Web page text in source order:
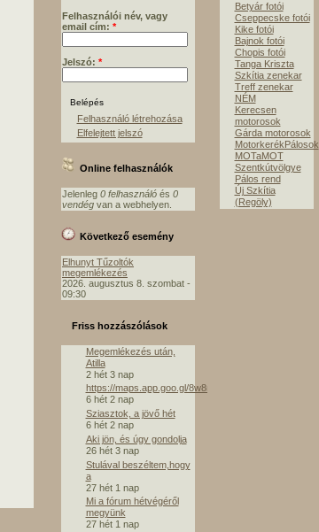
Felhasználói név, vagy
email cím: *
Jelszó: *
Felhasználó létrehozása
Elfelejtett jelszó
Online felhasználók
Jelenleg 0 felhasználó és 0
vendég van a webhelyen.
Következő esemény
Elhunyt Tűzoltók
megemlékezés
2026. augusztus 8. szombat -
09:30
Friss hozzászólások
Megemlékezés után,
Atilla
2 hét 3 nap
https://maps.app.goo.gl/8w8mE
6 hét 2 nap
Sziasztok, a jövő hét
6 hét 2 nap
Aki jön, és úgy gondolja
26 hét 3 nap
Stulával beszéltem,hogy
a
27 hét 1 nap
Mi a fórum hétvégéről
megyünk
27 hét 1 nap
Betyár fotói
Cseppecske fotói
Kike fotói
Bajnok fotói
Chopis fotói
Tanga Kriszta
Szkítia zenekar
Treff zenekar
NÉM
Kerecsen
motorosok
Gárda motorosok
MotorkerékPálosok
MOTaMOT
Szentkútvölgye
Pálos rend
Új Szkítia
(Regöly)